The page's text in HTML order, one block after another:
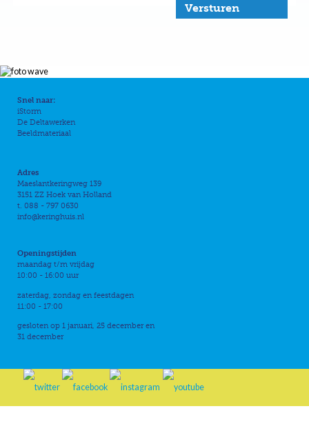
Versturen
Snel naar:
iStorm
De Deltawerken
Beeldmateriaal
Adres
Maeslantkeringweg 139
3151 ZZ Hoek van Holland
t. 088 - 797 0630
info@keringhuis.nl
Openingstijden
maandag t/m vrijdag
10:00 - 16:00 uur
zaterdag, zondag en feestdagen
11:00 - 17:00
gesloten op 1 januari, 25 december en
31 december